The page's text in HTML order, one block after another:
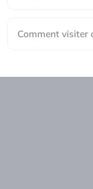
Comment visiter